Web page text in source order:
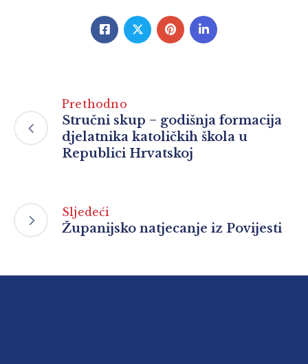
Prethodno
Stručni skup − godišnja formacija
djelatnika katoličkih škola u
Republici Hrvatskoj
Sljedeći
Županijsko natjecanje iz Povijesti